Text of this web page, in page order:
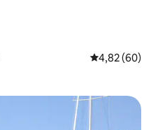
4,82 de uma
4,82 (60)